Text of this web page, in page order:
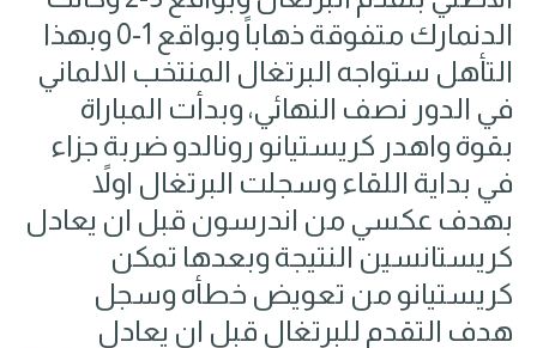
الدنمارك متفوقة ذهاباً وبواقع 1-0 وبهذا
التأهل ستواجه البرتغال المنتخب الالماني
في الدور نصف النهائي، وبدأت المباراة
بقوة واهدر كريستيانو رونالدو ضربة جزاء
في بداية اللقاء وسجلت البرتغال اولاً
بهدف عكسي من اندرسون قبل ان يعادل
كريستانسين النتيجة وبعدها تمكن
كريستيانو من تعويض خطأه وسجل
هدف التقدم للبرتغال قبل ان يعادل